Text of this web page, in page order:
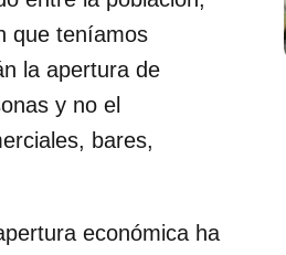
que teníamos
la apertura de
y no el
bares,
económica ha